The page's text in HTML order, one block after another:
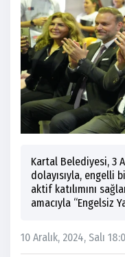
Kartal Belediyesi, 3
dolayısıyla, engelli
aktif katılımını
amacıyla “Engelsiz
10 Aralık, 2024, Salı